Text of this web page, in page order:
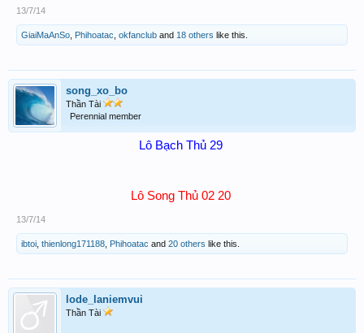
13/7/14
GiaiMaAnSo Phihoatac okfanclub and 18 others like this.
song_xo_bo
Thần Tài
Perennial member
Lô Bạch Thủ 29 ​
Lô Song Thủ 02 20 ​
13/7/14
ibtoi thienlong171188 Phihoatac and 20 others like this.
lode_laniemvui
Thần Tài